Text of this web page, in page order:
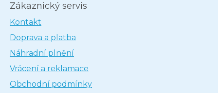
Zákaznický servis
Kontakt
Doprava a platba
Náhradní plnění
Vrácení a reklamace
Obchodní podmínky